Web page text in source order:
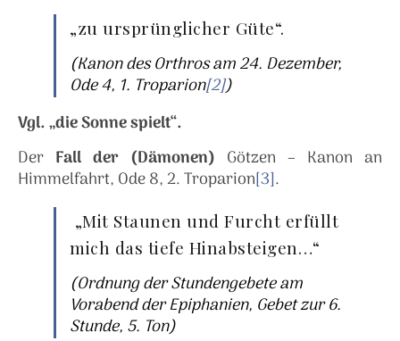
„zu ursprünglicher Güte“.
(Kanon des Orthros am 24. Dezember,
Ode 4, 1. Troparion[2])
Vgl. „die Sonne spielt“.
Der Fall der (Dämonen) Götzen – Kanon an
Himmelfahrt, Ode 8, 2. Troparion[3].
„Mit Staunen und Furcht erfüllt
mich das tiefe Hinabsteigen…“
(Ordnung der Stundengebete am
Vorabend der Epiphanien, Gebet zur 6.
Stunde, 5. Ton)